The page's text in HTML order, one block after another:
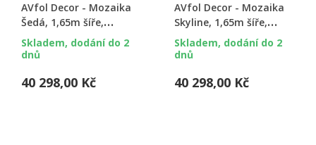
AVfol Decor - Mozaika
Šedá, 1,65m šíře,
1,5mm, 25m role
Skladem, dodání do 2
dnů
40 298,00 Kč
AVfol Decor - Mozaika
Skyline, 1,65m šíře,
1,5mm, 25m role
Skladem, dodání do 2
dnů
40 298,00 Kč